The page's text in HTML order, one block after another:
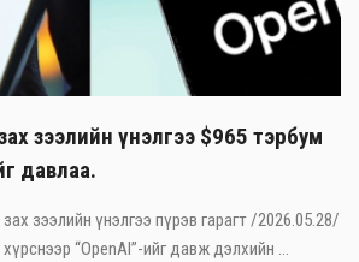
зээлийн үнэлгээ $965 тэрбум
давлаа.
зээлийн үнэлгээ пүрэв гарагт /2026.05.28/
“OpenAI”-ийг давж дэлхийн ...